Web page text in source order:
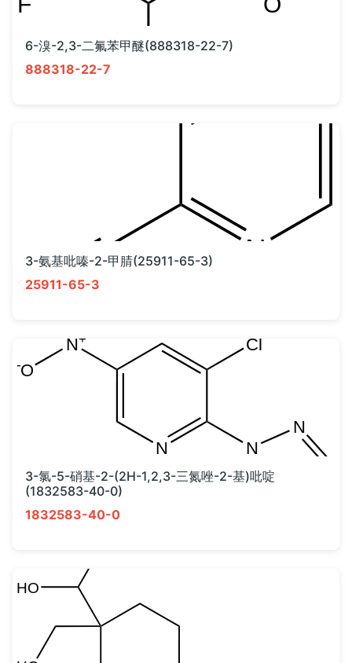
6-溴-2,3-二氟苯甲醚(888318-22-7)
888318-22-7
3-氨基吡嗪-2-甲腈(25911-65-3)
25911-65-3
3-氯-5-硝基-2-(2H-1,2,3-三氮唑-2-基)吡啶
(1832583-40-0)
1832583-40-0